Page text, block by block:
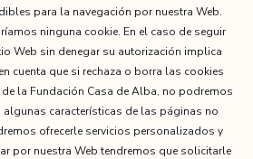
para la navegación por nuestra Web.
ninguna cookie. En el caso de seguir
Web sin denegar su autorización implica
cuenta que si rechaza o borra las cookies
la Fundación Casa de Alba, no podremos
algunas características de las páginas no
ofrecerle servicios personalizados y
por nuestra Web tendremos que solicitarle